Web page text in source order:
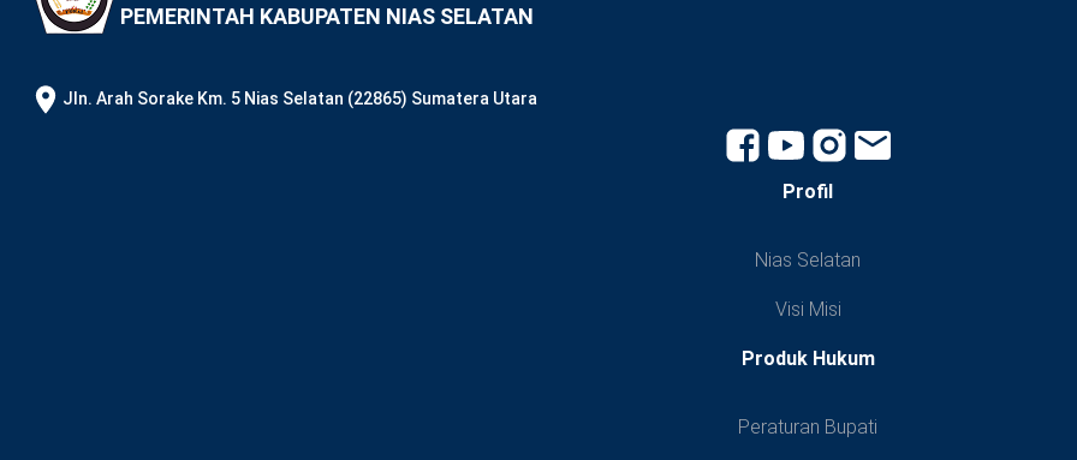
PEMERINTAH KABUPATEN NIAS SELATAN
JIn. Arah Sorake Km. 5 Nias Selatan (22865) Sumatera Utara
Profil
Nias Selatan
Visi Misi
Produk Hukum
Peraturan Bupati